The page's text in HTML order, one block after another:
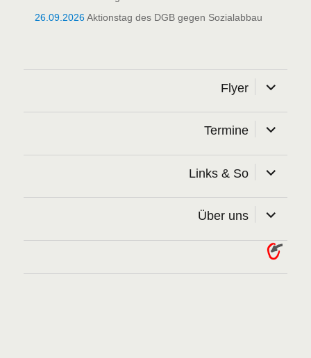
26.09.2026Aktionstag des DGB gegen Sozialabbau
Flyer öffnen
Termine öffnen
Links & So öffnen
Über uns öffnen